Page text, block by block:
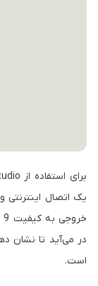
یک اتصال
در می‌آید تا نشان
است.